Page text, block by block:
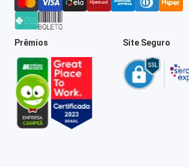
Prêmios Site Seguro